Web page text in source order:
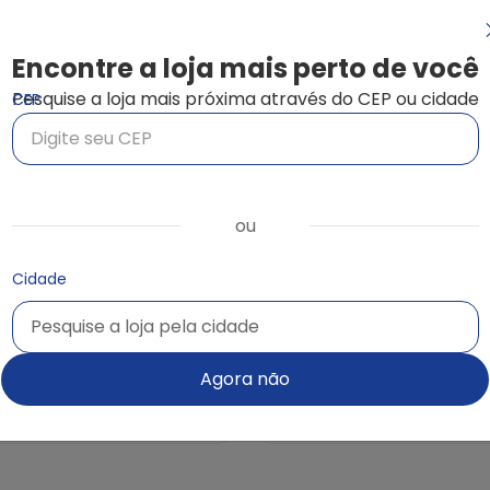
de
Consultar loja
Serra Sabre
Consultar loja
Encontre a loja mais perto de você
Pesquise a loja mais próxima através do CEP ou cidade
CEP
ou
Cidade
Pesquise a loja pela cidade
Pesquise a loja pela cidade
Agora não